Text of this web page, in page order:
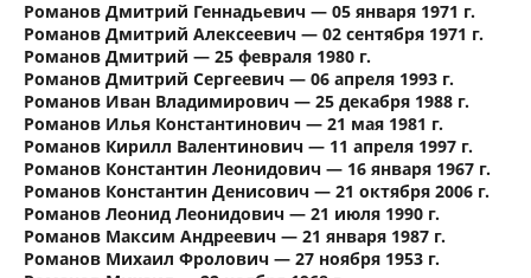
Романов Дмитрий Геннадьевич — 05 января 1971 г.
Романов Дмитрий Алексеевич — 02 сентября 1971 г.
Романов Дмитрий — 25 февраля 1980 г.
Романов Дмитрий Сергеевич — 06 апреля 1993 г.
Романов Иван Владимирович — 25 декабря 1988 г.
Романов Илья Константинович — 21 мая 1981 г.
Романов Кирилл Валентинович — 11 апреля 1997 г.
Романов Константин Леонидович — 16 января 1967 г.
Романов Константин Денисович — 21 октября 2006 г.
Романов Леонид Леонидович — 21 июля 1990 г.
Романов Максим Андреевич — 21 января 1987 г.
Романов Михаил Фролович — 27 ноября 1953 г.